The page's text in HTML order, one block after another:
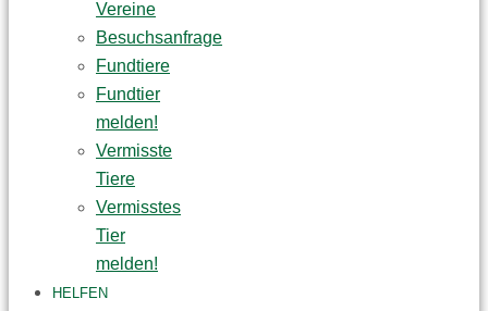
Vereine
Besuchsanfrage
Fundtiere
Fundtier
melden!
Vermisste
Tiere
Vermisstes
Tier
melden!
HELFEN